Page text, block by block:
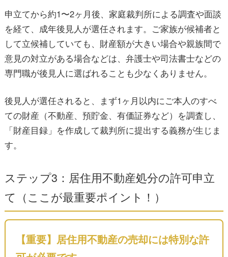
申立てから約1〜2ヶ月後、家庭裁判所による調査や面談
を経て、成年後見人が選任されます。ご家族が候補者と
して立候補していても、財産額が大きい場合や親族間で
意見の対立がある場合などは、弁護士や司法書士などの
専門職が後見人に選ばれることも少なくありません。
後見人が選任されると、まず1ヶ月以内にご本人のすべ
ての財産（不動産、預貯金、有価証券など）を調査し、
「財産目録」を作成して裁判所に提出する義務が生じま
す。
ステップ3：居住用不動産処分の許可申立
て（ここが最重要ポイント！）
【重要】居住用不動産の売却には特別な許